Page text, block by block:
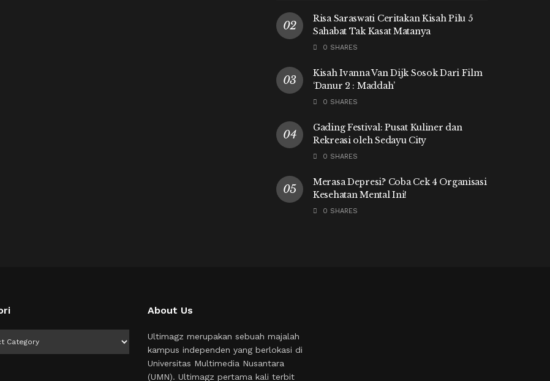
Risa Saraswati Ceritakan Kisah Pilu 5
Sahabat Tak Kasat Matanya
0 SHARES
Kisah Ivanna Van Dijk Sosok Dari Film
‘Danur 2 : Maddah’
0 SHARES
Gading Festival: Pusat Kuliner dan
Rekreasi oleh Sedayu City
0 SHARES
Merasa Depresi? Coba Cek 4 Organisasi
Kesehatan Mental Ini!
0 SHARES
About Us
Ultimagz merupakan sebuah majalah
kampus independen yang berlokasi di
Universitas Multimedia Nusantara
(UMN). Ultimagz pertama kali terbit